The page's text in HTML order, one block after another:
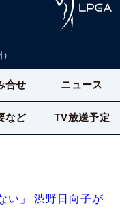
合せ ニュース
など TV放送予定
い」 渋野日向子が